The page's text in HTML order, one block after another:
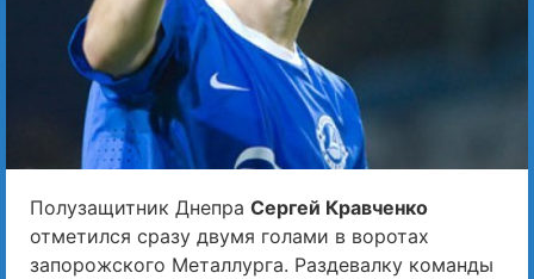
Полузащитник Днепра Сергей Кравченко
отметился сразу двумя голами в воротах
запорожского Металлурга. Раздевалку команды